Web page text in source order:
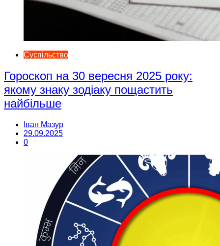
Суспільство
Гороскоп на 30 вересня 2025 року:
якому знаку зодіаку пощастить
найбільше
Іван Мазур
29.09.2025
0